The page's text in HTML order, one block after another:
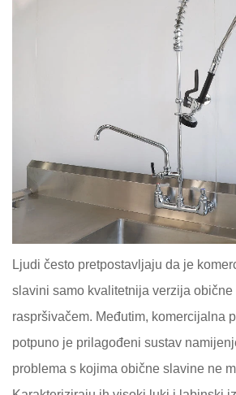
Ljudi često pretpostavljaju da je
slavini samo kvalitetnija verzija obične
raspršivačem. Međutim, komercijalna
potpuno je prilagođeni sustav
problema s kojima obične slavine ne